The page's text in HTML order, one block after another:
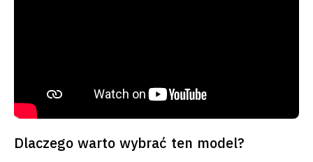
Dlaczego warto wybrać ten model?